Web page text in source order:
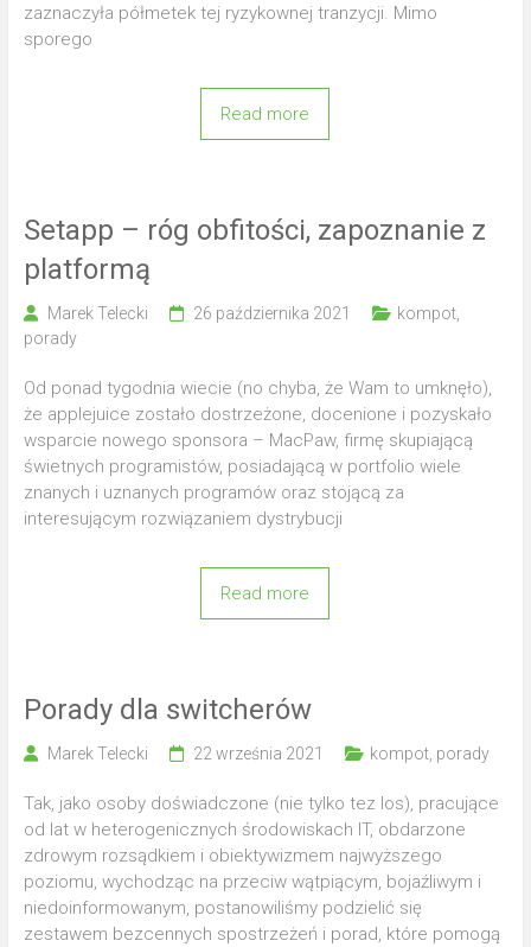
zaznaczyła półmetek tej ryzykownej tranzycji. Mimo
sporego
Read more
Setapp – róg obfitości, zapoznanie z
platformą
Marek Telecki 26 października 2021 kompot,
porady
Od ponad tygodnia wiecie (no chyba, że Wam to umknęło),
że applejuice zostało dostrzeżone, docenione i pozyskało
wsparcie nowego sponsora – MacPaw, firmę skupiającą
świetnych programistów, posiadającą w portfolio wiele
znanych i uznanych programów oraz stojącą za
interesującym rozwiązaniem dystrybucji
Read more
Porady dla switcherów
Marek Telecki 22 września 2021 kompot, porady
Tak, jako osoby doświadczone (nie tylko tez los), pracujące
od lat w heterogenicznych środowiskach IT, obdarzone
zdrowym rozsądkiem i obiektywizmem najwyższego
poziomu, wychodząc na przeciw wątpiącym, bojaźliwym i
niedoinformowanym, postanowiliśmy podzielić się
zestawem bezcennych spostrzeżeń i porad, które pomogą